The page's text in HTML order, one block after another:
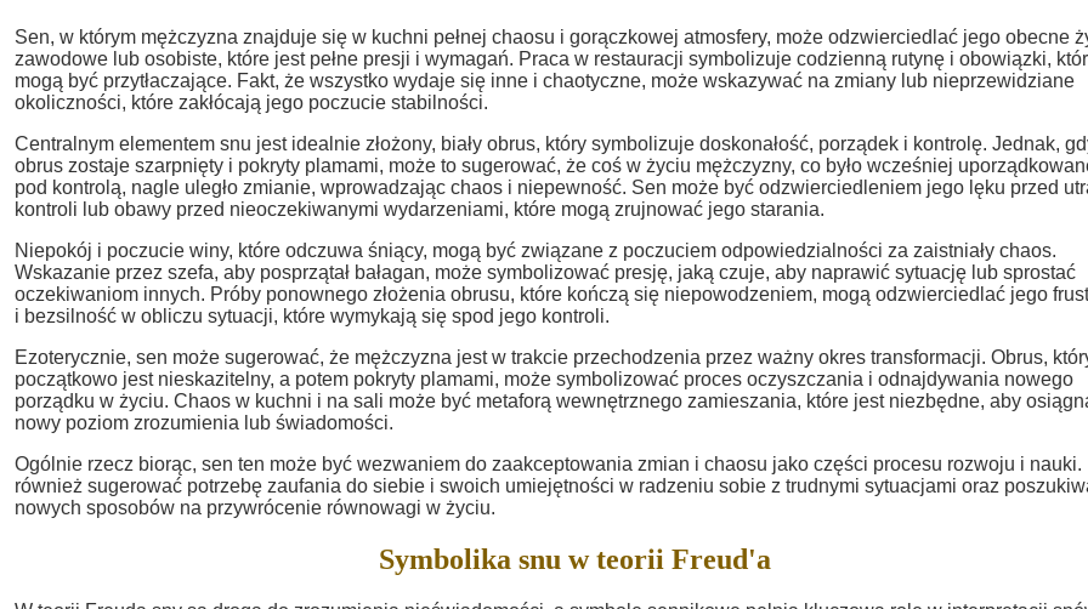
Sen, w którym mężczyzna znajduje się w kuchni pełnej chaosu i gorączkowej atmosfery, może odzwierciedlać jego obecne
zawodowe lub osobiste, które jest pełne presji i wymagań. Praca w restauracji symbolizuje codzienną rutynę i obowiązki,
mogą być przytłaczające. Fakt, że wszystko wydaje się inne i chaotyczne, może wskazywać na zmiany lub nieprzewidziane
okoliczności, które zakłócają jego poczucie stabilności.
Centralnym elementem snu jest idealnie złożony, biały obrus, który symbolizuje doskonałość, porządek i kontrolę. Jednak,
obrus zostaje szarpnięty i pokryty plamami, może to sugerować, że coś w życiu mężczyzny, co było wcześniej
pod kontrolą, nagle uległo zmianie, wprowadzając chaos i niepewność. Sen może być odzwierciedleniem jego lęku przed
kontroli lub obawy przed nieoczekiwanymi wydarzeniami, które mogą zrujnować jego starania.
Niepokój i poczucie winy, które odczuwa śniący, mogą być związane z poczuciem odpowiedzialności za zaistniały chaos.
Wskazanie przez szefa, aby posprzątał bałagan, może symbolizować presję, jaką czuje, aby naprawić sytuację lub sprostać
oczekiwaniom innych. Próby ponownego złożenia obrusu, które kończą się niepowodzeniem, mogą odzwierciedlać jego
i bezsilność w obliczu sytuacji, które wymykają się spod jego kontroli.
Ezoterycznie, sen może sugerować, że mężczyzna jest w trakcie przechodzenia przez ważny okres transformacji. Obrus,
początkowo jest nieskazitelny, a potem pokryty plamami, może symbolizować proces oczyszczania i odnajdywania nowego
porządku w życiu. Chaos w kuchni i na sali może być metaforą wewnętrznego zamieszania, które jest niezbędne, aby
nowy poziom zrozumienia lub świadomości.
Ogólnie rzecz biorąc, sen ten może być wezwaniem do zaakceptowania zmian i chaosu jako części procesu rozwoju i nauki.
również sugerować potrzebę zaufania do siebie i swoich umiejętności w radzeniu sobie z trudnymi sytuacjami oraz
nowych sposobów na przywrócenie równowagi w życiu.
Symbolika snu w teorii Freud'a